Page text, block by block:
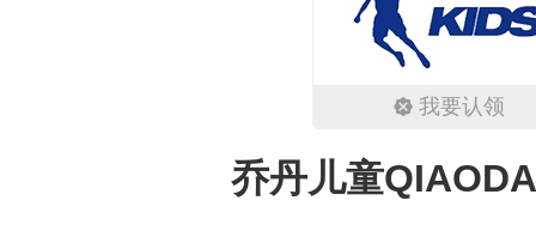
我要认领
乔丹儿童